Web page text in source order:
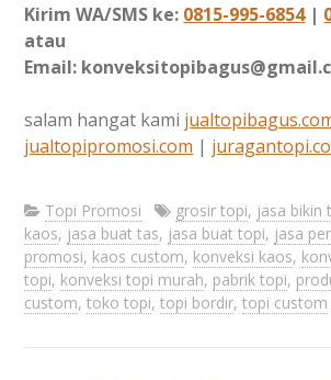
Kirim WA/SMS ke: 0815-995-6854|
atau
Email:
salam hangat kami
jualtopipromosi.com |
Topi Promosi grosir topi, jasa bikin
kaos, jasa buat tas, jasa buat topi, jasa
promosi, kaos custom, konveksi kaos,
topi, konveksi topi murah, pabrik topi,
custom,toko topi,topi bordir,topi custom